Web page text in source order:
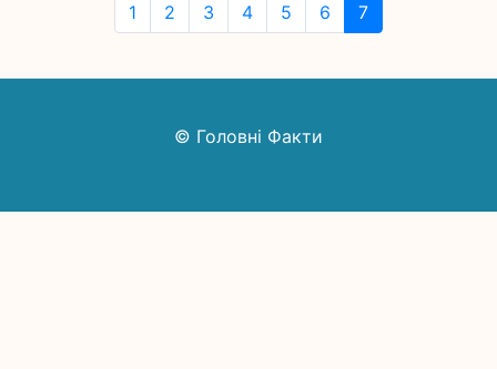
1 2 3 4 5 6 7
© Головні Факти